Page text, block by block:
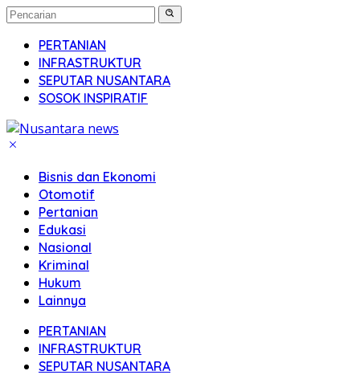
PERTANIAN
INFRASTRUKTUR
SEPUTAR NUSANTARA
SOSOK INSPIRATIF
Bisnis dan Ekonomi
Otomotif
Pertanian
Edukasi
Nasional
Kriminal
Hukum
Lainnya
PERTANIAN
INFRASTRUKTUR
SEPUTAR NUSANTARA